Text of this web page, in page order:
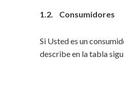
1.2. Consumidores
Si Usted es un
describe en la tabla